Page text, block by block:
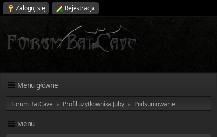
Zaloguj się Rejestracja
Menu główne
Forum BatCave ► Profil użytkownika Juby ► Podsumowanie
Menu